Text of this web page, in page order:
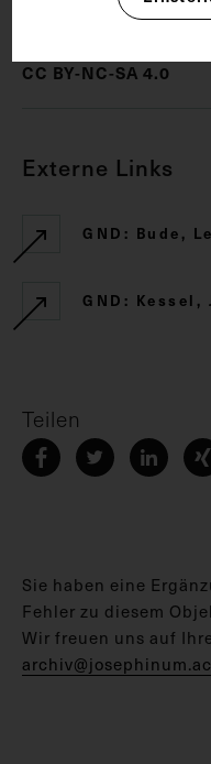
CC BY-NC-SA 4.0
Externe Links
GND: Bude,
GND: Kessel,
Teilen
Sie haben eine
Fehler zu diesem
Wir freuen uns auf